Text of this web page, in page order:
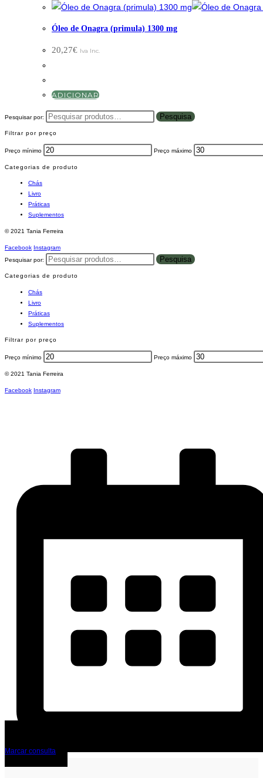
Óleo de Onagra (primula) 1300 mg
20,27€ Iva Inc.
ADICIONAR
Pesquisar por: Pesquisa
Filtrar por preço
Preço mínimo Preço máximo
Categorias de produto
Chás
Livro
Práticas
Suplementos
© 2021 Tania Ferreira
Facebook Instagram
Pesquisar por:
Pesquisa
Categorias de produto
Chás
Livro
Práticas
Suplementos
Filtrar por preço
Preço mínimo Preço máximo
© 2021 Tania Ferreira
Facebook Instagram
Marcar consulta